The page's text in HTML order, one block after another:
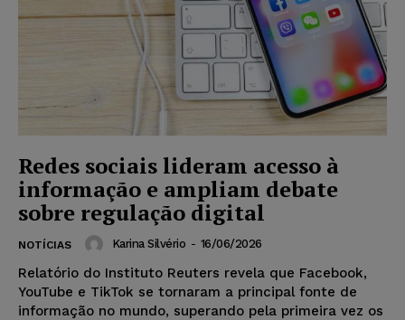
Redes sociais lideram acesso à
informação e ampliam debate
sobre regulação digital
NOTÍCIAS Karina Silvério - 16/06/2026
Relatório do Instituto Reuters revela que Facebook,
YouTube e TikTok se tornaram a principal fonte de
informação no mundo, superando pela primeira vez os